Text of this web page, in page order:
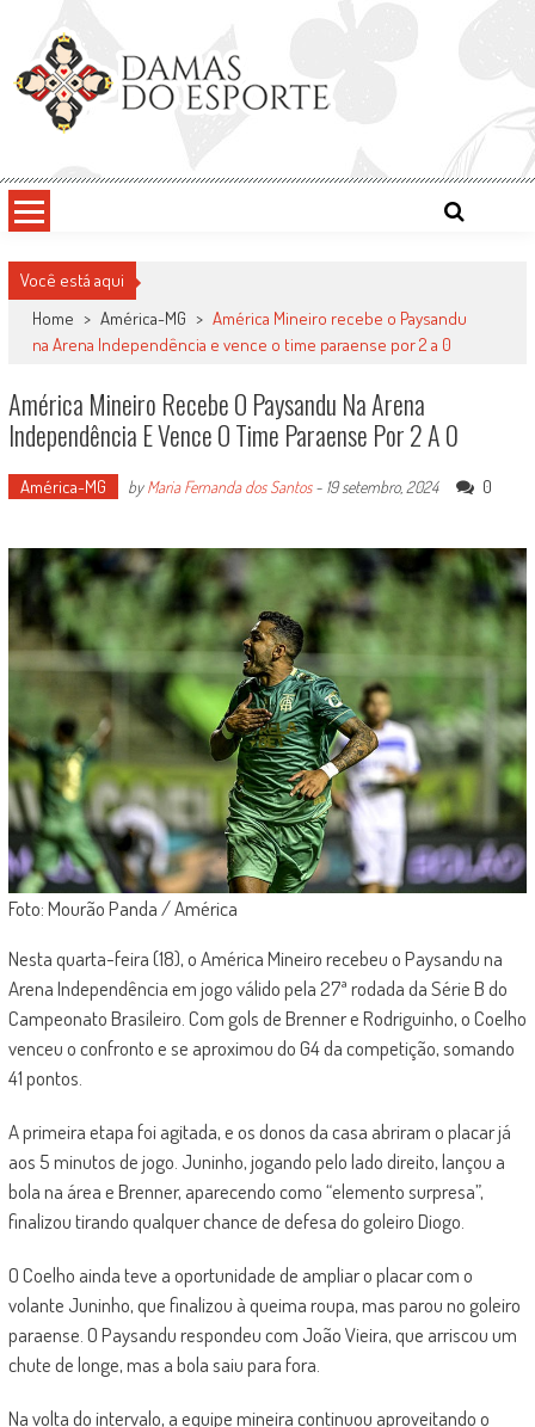
content
Damas do Esporte
Você está aqui
Home > América-MG > América Mineiro recebe o Paysandu
na Arena Independência e vence o time paraense por 2 a 0
América Mineiro Recebe O Paysandu Na Arena
Independência E Vence O Time Paraense Por 2 A 0
América-MG byMaria Fernanda dos Santos- 19 setembro, 2024 0
Foto: Mourão Panda / América
Nesta quarta-feira (18), o América Mineiro recebeu o Paysandu na
Arena Independência em jogo válido pela 27ª rodada da Série B do
Campeonato Brasileiro. Com gols de Brenner e Rodriguinho, o Coelho
venceu o confronto e se aproximou do G4 da competição, somando
41 pontos.
A primeira etapa foi agitada, e os donos da casa abriram o placar já
aos 5 minutos de jogo. Juninho, jogando pelo lado direito, lançou a
bola na área e Brenner, aparecendo como “elemento surpresa”,
finalizou tirando qualquer chance de defesa do goleiro Diogo.
O Coelho ainda teve a oportunidade de ampliar o placar com o
volante Juninho, que finalizou à queima roupa, mas parou no goleiro
paraense. O Paysandu respondeu com João Vieira, que arriscou um
chute de longe, mas a bola saiu para fora.
Na volta do intervalo, a equipe mineira continuou aproveitando o